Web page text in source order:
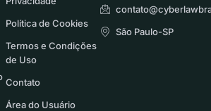
Política de Cookies
Termos e Condições
de Uso
Contato
Área do Usuário
São Paulo-SP